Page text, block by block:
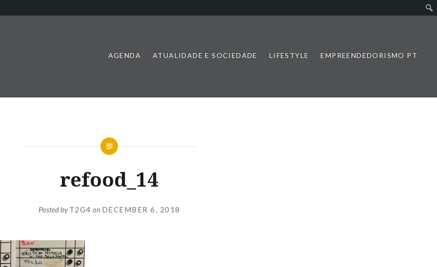
AGENDA ATUALIDADE E SOCIEDADE LIFESTYLE EMPREENDEDORISMO PT
refood_14
Posted byT2G4 on DECEMBER 6, 2018